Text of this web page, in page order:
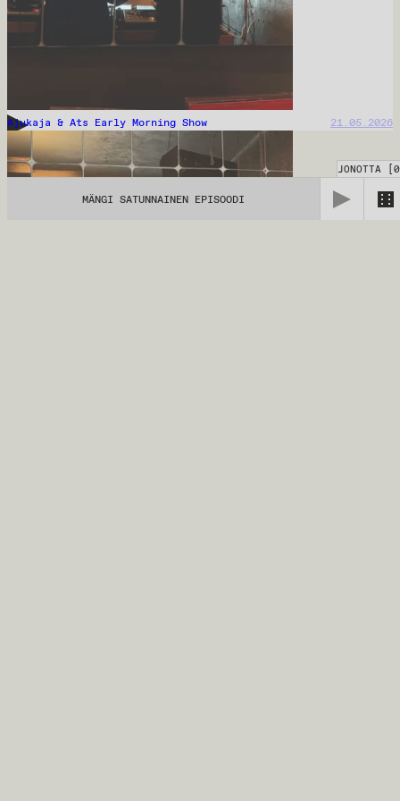
Ajukaja & Ats Early Morning Show 21.05.2026
MÄNGI SATUNNAINEN EPISOODI
JONOTTA 0